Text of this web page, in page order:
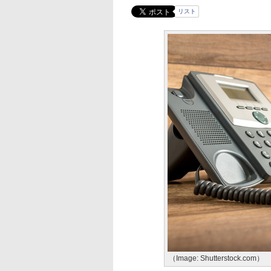
リスト
（Image: Shutterstock.com）